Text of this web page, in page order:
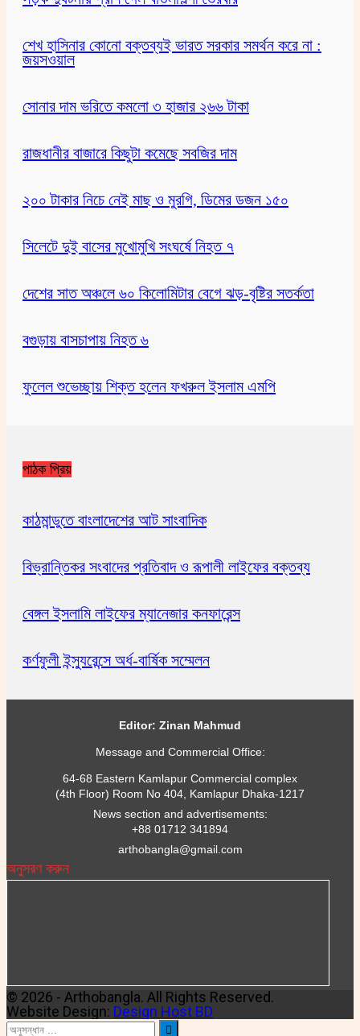
‌শেখ হাসিনার কোনো বক্তব্যই ভারত সরকার সমর্থন করে না :
জয়সওয়াল
সোনার দাম ভরিতে কমলো ৩ হাজার ২৬৬ টাকা
রাজধানীর বাজারে কিছুটা কমেছে সবজির দাম
২০০ টাকার নিচে নেই মাছ ও মুরগি, ডিমের ডজন ১৫০
সিলেটে দুই বাসের মুখোমুখি সংঘর্ষে নিহত ৭
দেশের সাত অঞ্চলে ৬০ কিলোমিটার বেগে ঝড়-বৃষ্টির সতর্কতা
বগুড়ায় বাসচাপায় নিহত ৬
ফুলেল শুভেচ্ছায় শিক্ত হলেন ফখরুল ইসলাম এমপি
পাঠক প্রিয়
কাঠমান্ডুতে বাংলাদেশের আট সাংবাদিক
বিভ্রান্তিকর সংবাদের প্রতিবাদ ও রূপালী লাইফের বক্তব্য
বেঙ্গল ইসলামি লাইফের ম্যানেজার কনফারেন্স
কর্ণফুলী ইন্স্যুরেন্সে অর্ধ-বার্ষিক সম্মেলন
Editor: Zinan Mahmud
Message and Commercial Office:
64-68 Eastern Kamlapur Commercial complex
(4th Floor) Room No 404, Kamlapur Dhaka-1217
News section and advertisements:
+88 01712 341894
arthobangla@gmail.com
অনুসরণ করুন
© 2026 - Arthobangla. All Rights Reserved.
Website Design: Design Host BD